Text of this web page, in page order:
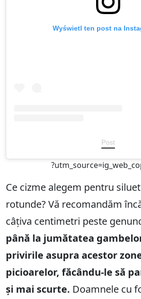
Wyświetl ten post na
Post
Ce cizme alegem pentru
rotunde? Vă recomandăm
câțiva centimetri peste
până la jumătatea
privirile asupra acestor
picioarelor, făcându-le să
și mai scurte. Doamnele cu